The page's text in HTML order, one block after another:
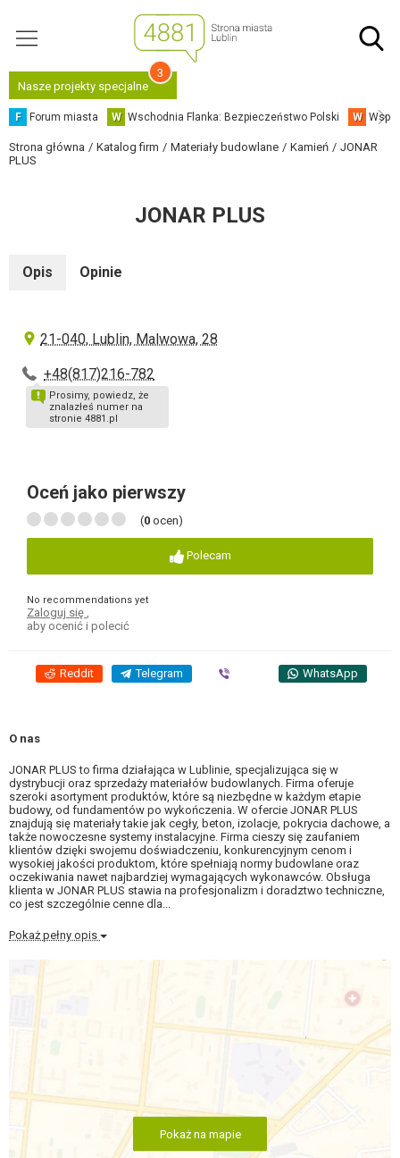
Nasze projekty specjalne
3
F Forum miasta W Wschodnia Flanka: Bezpieczeństwo Polski W
Strona główna Katalog firm Materiały budowlane Kamień
JONAR
PLUS
JONAR PLUS
Opis Opinie
21-040, Lublin, Malwowa, 28
+48(817)216-782
Prosimy, powiedz, że
znalazłeś numer na
stronie 4881.pl
Oceń jako pierwszy
(0 ocen)
Polecam
No recommendations yet
Zaloguj się
aby ocenić i polecić
Reddit Telegram WhatsApp
O nas
JONAR PLUS to firma działająca w Lublinie, specjalizująca się w
dystrybucji oraz sprzedaży materiałów budowlanych. Firma oferuje
szeroki asortyment produktów, które są niezbędne w każdym etapie
budowy, od fundamentów po wykończenia. W ofercie JONAR PLUS
znajdują się materiały takie jak cegły, beton, izolacje, pokrycia dachowe, a
także nowoczesne systemy instalacyjne. Firma cieszy się zaufaniem
klientów dzięki swojemu doświadczeniu, konkurencyjnym cenom i
wysokiej jakości produktom, które spełniają normy budowlane oraz
oczekiwania nawet najbardziej wymagających wykonawców. Obsługa
klienta w JONAR PLUS stawia na profesjonalizm i doradztwo techniczne,
co jest szczególnie cenne dla...
Pokaż pełny opis
Pokaż na mapie